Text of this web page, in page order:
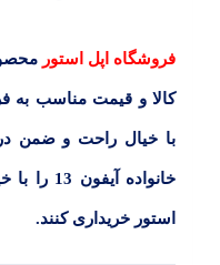
فروشگاه اپل استور
کالا و قیمت مناسب به
با خیال راحت و ضمن
خانواده آیفون 13 را با خیال راحت از طریق
استور خریداری کنند.